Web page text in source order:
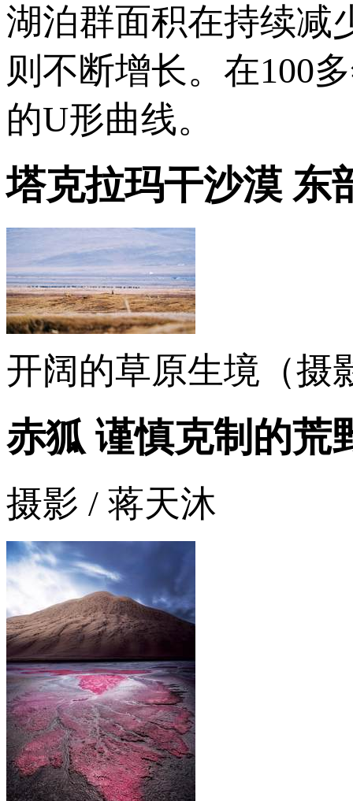
湖泊群面积在持续减
则不断增长。在100
的U形曲线。
塔克拉玛干沙漠 东
开阔的草原生境（摄
赤狐 谨慎克制的荒
摄影 / 蒋天沐